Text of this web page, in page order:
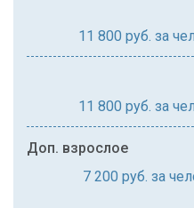
11 800 руб. за
11 800 руб. за
Доп. взрослое
7 200 руб. за